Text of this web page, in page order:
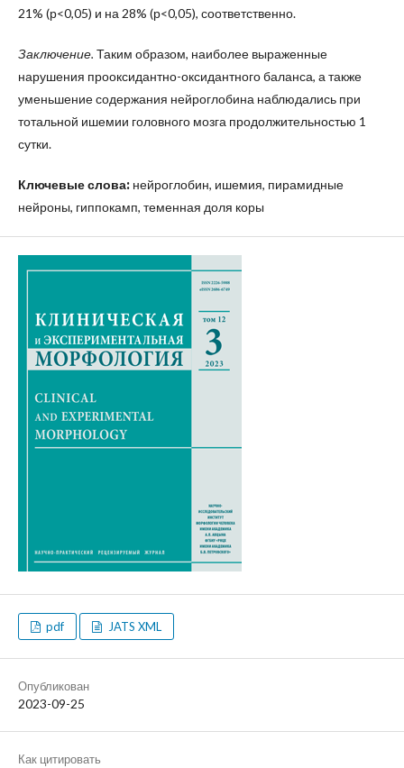
21% (р<0,05) и на 28% (р<0,05), соответственно.
Заключение. Таким образом, наиболее выраженные
нарушения прооксидантно-оксидантного баланса, а также
уменьшение содержания нейроглобина наблюдались при
тотальной ишемии головного мозга продолжительностью 1
сутки.
Ключевые слова: нейроглобин, ишемия, пирамидные
нейроны, гиппокамп, теменная доля коры
pdf JATS XML
Опубликован
2023-09-25
Как цитировать